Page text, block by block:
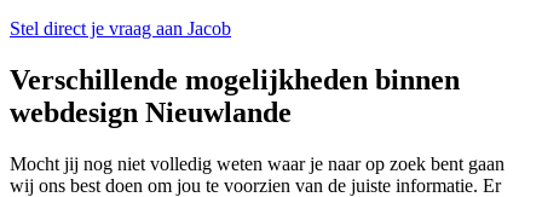
Stel direct je vraag aan Jacob
Verschillende mogelijkheden binnen
webdesign Nieuwlande
Mocht jij nog niet volledig weten waar je naar op zoek bent gaan
wij ons best doen om jou te voorzien van de juiste informatie. Er